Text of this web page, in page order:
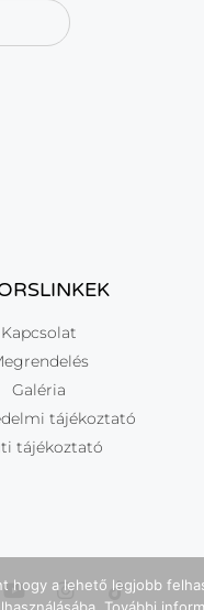
Kapcsolat
Galéria
tájékoztató
tájékoztató
a lehető legjobb